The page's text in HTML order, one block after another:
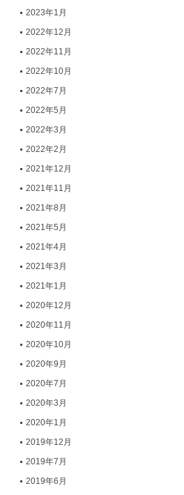
2023年1月
2022年12月
2022年11月
2022年10月
2022年7月
2022年5月
2022年3月
2022年2月
2021年12月
2021年11月
2021年8月
2021年5月
2021年4月
2021年3月
2021年1月
2020年12月
2020年11月
2020年10月
2020年9月
2020年7月
2020年3月
2020年1月
2019年12月
2019年7月
2019年6月